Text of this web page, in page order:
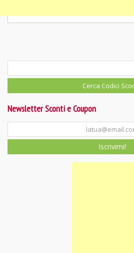
Newsletter Sconti e Coupon
Iscrivimi!